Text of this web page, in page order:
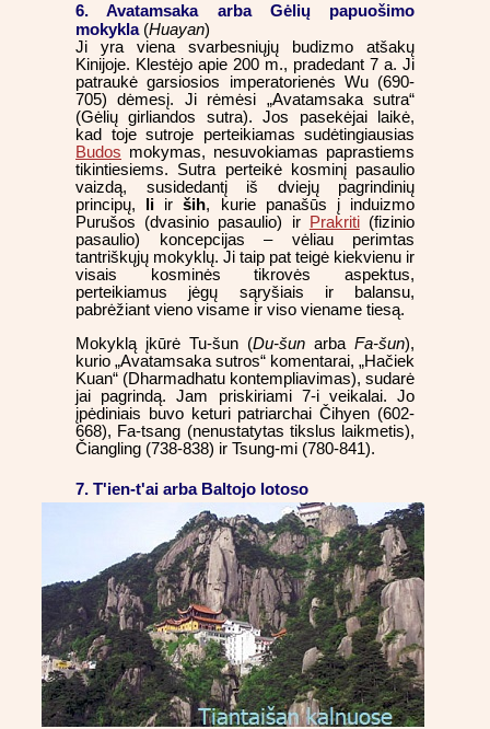
6. Avatamsaka arba Gėlių papuošimo
mokykla(Huayan)
Ji yra viena svarbesniųjų budizmo atšakų
Kinijoje. Klestėjo apie 200 m., pradedant 7 a. Ji
patraukė garsiosios imperatorienės Wu (690-
705) dėmesį. Ji rėmėsi „Avatamsaka sutra“
(Gėlių girliandos sutra). Jos pasekėjai laikė,
kad toje sutroje perteikiamas sudėtingiausias
Budos mokymas, nesuvokiamas paprastiems
tikintiesiems. Sutra perteikė kosminį pasaulio
vaizdą, susidedantį iš dviejų pagrindinių
principų,
li irših, kurie panašūs į induizmo
Purušos (dvasinio pasaulio) ir
Prakriti(fizinio
pasaulio) koncepcijas – vėliau perimtas
tantriškųjų mokyklų. Ji taip pat teigė kiekvienu ir
visais kosminės tikrovės aspektus,
perteikiamus jėgų sąryšiais ir balansu,
pabrėžiant vieno visame ir viso viename tiesą.
Mokyklą įkūrė Tu-šun (Du-šun arba Fa-šun),
kurio „Avatamsaka sutros“ komentarai, „Hačiek
Kuan“ (Dharmadhatu kontempliavimas), sudarė
jai pagrindą. Jam priskiriami 7-i veikalai. Jo
įpėdiniais buvo keturi patriarchai Čihyen (602-
668), Fa-tsang (nenustatytas tikslus laikmetis),
Čiangling (738-838) ir Tsung-mi (780-841).
7. T'ien-t'ai arba Baltojo lotoso